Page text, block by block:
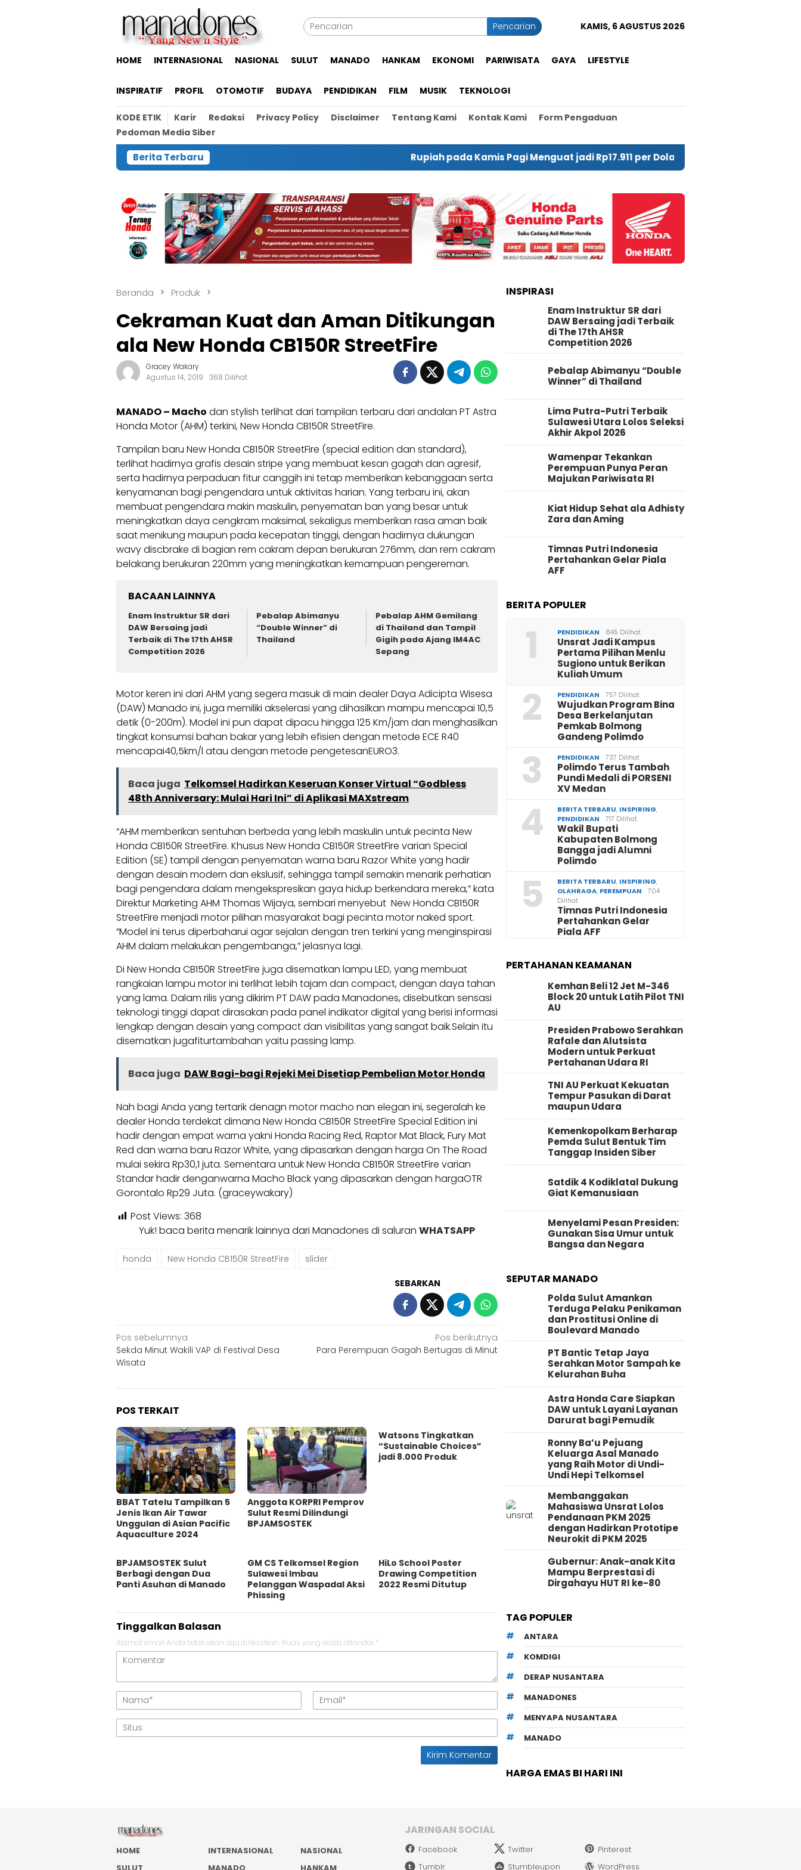
Pencarian KAMIS, 6 AGUSTUS 2026
HOME INTERNASIONAL NASIONAL SULUT MANADO HANKAM EKONOMI PARIWISATA GAYA LIFESTYLE
INSPIRATIF PROFIL OTOMOTIF BUDAYA PENDIDIKAN FILM MUSIK TEKNOLOGI
KODE ETIK Karir Redaksi Privacy Policy Disclaimer Tentang Kami Kontak Kami
Form Pengaduan
Pedoman Media Siber
Berita Terbaru Rupiah pada Kamis Pagi Menguat jadi Rp17.911 per Dolar AS
Beranda Produk
Cekraman Kuat dan Aman Ditikungan
ala New Honda CB150R StreetFire
Gracey Wakary
Agustus 14, 2019
368 Dilihat
MANADO – Macho dan stylish terlihat dari tampilan terbaru dari andalan PT Astra
Honda Motor (AHM) terkini, New Honda CB150R StreetFire.
Tampilan baru New Honda CB150R StreetFire (special edition dan standard),
terlihat hadirnya grafis desain stripe yang membuat kesan gagah dan agresif,
serta hadirnya perpaduan fitur canggih ini tetap memberikan kebanggaan serta
kenyamanan bagi pengendara untuk aktivitas harian. Yang terbaru ini, akan
membuat pengendara makin maskulin, penyematan ban yang besar untuk
meningkatkan daya cengkram maksimal, sekaligus memberikan rasa aman baik
saat menikung maupun pada kecepatan tinggi, dengan hadirnya dukungan
wavy discbrake di bagian rem cakram depan berukuran 276mm, dan rem cakram
belakang berukuran 220mm yang meningkatkan kemampuan pengereman.
BACAAN LAINNYA
Enam Instruktur SR dari
DAW Bersaing jadi
Terbaik di The 17th AHSR
Competition 2026
Pebalap Abimanyu
“Double Winner” di
Thailand
Pebalap AHM Gemilang
di Thailand dan Tampil
Gigih pada Ajang IM4AC
Sepang
Motor keren ini dari AHM yang segera masuk di main dealer Daya Adicipta Wisesa
(DAW) Manado ini, juga memiliki akselerasi yang dihasilkan mampu mencapai 10,5
detik (0-200m). Model ini pun dapat dipacu hingga 125 Km/jam dan menghasilkan
tingkat konsumsi bahan bakar yang lebih efisien dengan metode ECE R40
mencapai40,5km/l atau dengan metode pengetesanEURO3.
Baca juga Telkomsel Hadirkan Keseruan Konser Virtual “Godbless
48th Anniversary: Mulai Hari Ini” di Aplikasi MAXstream
“AHM memberikan sentuhan berbeda yang lebih maskulin untuk pecinta New
Honda CB150R StreetFire. Khusus New Honda CB150R StreetFire varian Special
Edition (SE) tampil dengan penyematan warna baru Razor White yang hadir
dengan desain modern dan ekslusif, sehingga tampil semakin menarik perhatian
bagi pengendara dalam mengekspresikan gaya hidup berkendara mereka,” kata
Direktur Marketing AHM Thomas Wijaya, sembari menyebut New Honda CB150R
StreetFire menjadi motor pilihan masyarakat bagi pecinta motor naked sport.
“Model ini terus diperbaharui agar sejalan dengan tren terkini yang menginspirasi
AHM dalam melakukan pengembanga,” jelasnya lagi.
Di New Honda CB150R StreetFire juga disematkan lampu LED, yang membuat
rangkaian lampu motor ini terlihat lebih tajam dan compact, dengan daya tahan
yang lama. Dalam rilis yang dikirim PT DAW pada Manadones, disebutkan sensasi
teknologi tinggi dapat dirasakan pada panel indikator digital yang berisi informasi
lengkap dengan desain yang compact dan visibilitas yang sangat baik.Selain itu
disematkan jugafiturtambahan yaitu passing lamp.
Baca juga DAW Bagi-bagi Rejeki Mei Disetiap Pembelian Motor Honda
Nah bagi Anda yang tertarik denagn motor macho nan elegan ini, segeralah ke
dealer Honda terdekat dimana New Honda CB150R StreetFire Special Edition ini
hadir dengan empat warna yakni Honda Racing Red, Raptor Mat Black, Fury Mat
Red dan warna baru Razor White, yang dipasarkan dengan harga On The Road
mulai sekira Rp30,1 juta. Sementara untuk New Honda CB150R StreetFire varian
Standar hadir denganwarna Macho Black yang dipasarkan dengan hargaOTR
Gorontalo Rp29 Juta. (graceywakary)
Post Views: 368
Yuk! baca berita menarik lainnya dari Manadones di saluranWHATSAPP
honda New Honda CB150R StreetFire slider
SEBARKAN
Navigasi
pos
Pos sebelumnya
Sekda Minut Wakili VAP di Festival Desa
Wisata
Pos berikutnya
Para Perempuan Gagah Bertugas di Minut
POS TERKAIT
BBAT Tatelu Tampilkan 5
Jenis Ikan Air Tawar
Unggulan di Asian Pacific
Aquaculture 2024
Anggota KORPRI Pemprov
Sulut Resmi Dilindungi
BPJAMSOSTEK
Watsons Tingkatkan
“Sustainable Choices”
jadi 8.000 Produk
BPJAMSOSTEK Sulut
Berbagi dengan Dua
Panti Asuhan di Manado
GM CS Telkomsel Region
Sulawesi Imbau
Pelanggan WaspadaI Aksi
Phissing
HiLo School Poster
Drawing Competition
2022 Resmi Ditutup
Tinggalkan Balasan
Alamat email Anda tidak akan dipublikasikan. Ruas yang wajib ditandai *
INSPIRASI
Enam Instruktur SR dari
DAW Bersaing jadi Terbaik
di The 17th AHSR
Competition 2026
Pebalap Abimanyu “Double
Winner” di Thailand
Lima Putra-Putri Terbaik
Sulawesi Utara Lolos Seleksi
Akhir Akpol 2026
Wamenpar Tekankan
Perempuan Punya Peran
Majukan Pariwisata RI
Kiat Hidup Sehat ala Adhisty
Zara dan Aming
Timnas Putri Indonesia
Pertahankan Gelar Piala
AFF
BERITA POPULER
1 PENDIDIKAN 845 Dilihat
Unsrat Jadi Kampus
Pertama Pilihan Menlu
Sugiono untuk Berikan
Kuliah Umum
2 PENDIDIKAN 757 Dilihat
Wujudkan Program Bina
Desa Berkelanjutan
Pemkab Bolmong
Gandeng Polimdo
3 PENDIDIKAN 737 Dilihat
Polimdo Terus Tambah
Pundi Medali di PORSENI
XV Medan
4 BERITA TERBARU, INSPIRING,
PENDIDIKAN
717 Dilihat
Wakil Bupati
Kabupaten Bolmong
Bangga jadi Alumni
Polimdo
5 BERITA TERBARU, INSPIRING,
OLAHRAGA, PEREMPUAN
704
Dilihat
Timnas Putri Indonesia
Pertahankan Gelar
Piala AFF
PERTAHANAN KEAMANAN
Kemhan Beli 12 Jet M-346
Block 20 untuk Latih Pilot TNI
AU
Presiden Prabowo Serahkan
Rafale dan Alutsista
Modern untuk Perkuat
Pertahanan Udara RI
TNI AU Perkuat Kekuatan
Tempur Pasukan di Darat
maupun Udara
Kemenkopolkam Berharap
Pemda Sulut Bentuk Tim
Tanggap Insiden Siber
Satdik 4 Kodiklatal Dukung
Giat Kemanusiaan
Menyelami Pesan Presiden:
Gunakan Sisa Umur untuk
Bangsa dan Negara
SEPUTAR MANADO
Polda Sulut Amankan
Terduga Pelaku Penikaman
dan Prostitusi Online di
Boulevard Manado
PT Bantic Tetap Jaya
Serahkan Motor Sampah ke
Kelurahan Buha
Astra Honda Care Siapkan
DAW untuk Layani Layanan
Darurat bagi Pemudik
Ronny Ba’u Pejuang
Keluarga Asal Manado
yang Raih Motor di Undi-
Undi Hepi Telkomsel
Membanggakan
Mahasiswa Unsrat Lolos
Pendanaan PKM 2025
dengan Hadirkan Prototipe
Neurokit di PKM 2025
Gubernur: Anak-anak Kita
Mampu Berprestasi di
Dirgahayu HUT RI ke-80
TAG POPULER
ANTARA
KOMDIGI
DERAP NUSANTARA
MANADONES
MENYAPA NUSANTARA
MANADO
HARGA EMAS BI HARI INI
HOME INTERNASIONAL
NASIONAL
JARINGAN SOCIAL
Facebook Twitter
Pinterest
Tumblr
Stumbleupon WordPress